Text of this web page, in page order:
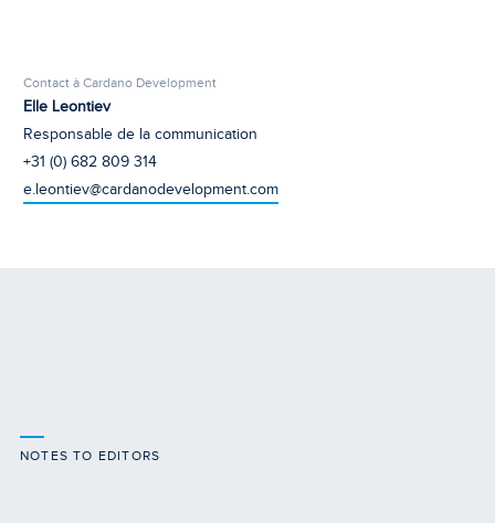
Contact à Cardano Development
Elle Leontiev
Responsable de la communication
+31 (0) 682 809 314
e.leontiev@cardanodevelopment.com
NOTES TO EDITORS